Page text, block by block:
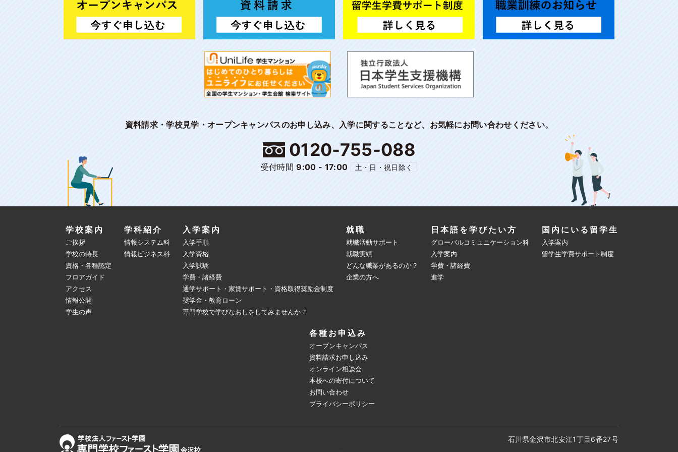
資料請求・学校見学・オープンキャンパスのお申し込み、入学に関することなど、お気軽にお問い合わせください。
0120-755-088
受付時間9:00 - 17:00 土・日・祝日除く
学校案内
ご挨拶
学校の特長
資格・各種認定
フロアガイド
アクセス
情報公開
学生の声
学科紹介
情報システム科
情報ビジネス科
入学案内
入学手順
入学資格
入学試験
学費・諸経費
通学サポート・家賃サポート・資格取得奨励金制度
奨学金・教育ローン
専門学校で学びなおしをしてみませんか？
就職
就職活動サポート
就職実績
どんな職業があるのか？
企業の方へ
日本語を学びたい方
グローバルコミュニケーション科
入学案内
学費・諸経費
進学
国内にいる留学生
入学案内
留学生学費サポート制度
各種お申込み
オープンキャンパス
資料請求お申し込み
オンライン相談会
本校への寄付について
お問い合わせ
プライバシーポリシー
石川県金沢市北安江1丁目6番27号